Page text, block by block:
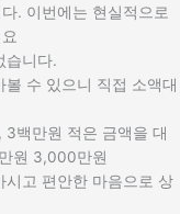
. 이번에는 현실적으로
습니다.
수 있으니 직접 소액대
백만원 적은 금액을 대
원 3,000만원
시고 편안한 마음으로 상